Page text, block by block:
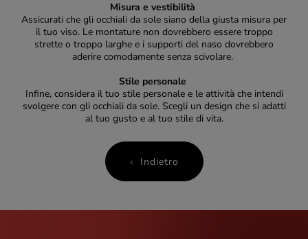
Misura e vestibilità
Assicurati che gli occhiali da sole siano della giusta misura per
il tuo viso. Le montature non dovrebbero essere troppo
strette o troppo larghe e i supporti del naso dovrebbero
aderire comodamente senza scivolare.
Stile personale
Infine, considera il tuo stile personale e le attività che intendi
svolgere con gli occhiali da sole. Scegli un design che si adatti
al tuo gusto e al tuo stile di vita.
Indietro